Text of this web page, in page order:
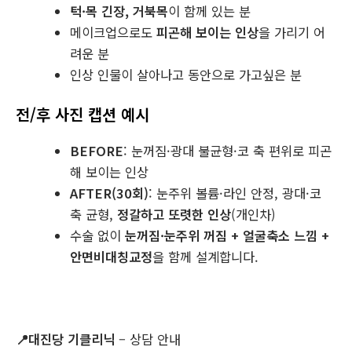
턱·목 긴장, 거북목이 함께 있는 분
메이크업으로도피곤해 보이는 인상을 가리기 어
려운 분
인상 인물이 살아나고 동안으로 가고싶은 분
전/후 사진 캡션 예시
BEFORE: 눈꺼짐·광대 불균형·코 축 편위로 피곤
해 보이는 인상
AFTER(30회): 눈주위 볼륨·라인 안정, 광대·코
축 균형, 정갈하고 또렷한 인상(개인차)
수술 없이눈꺼짐·눈주위 꺼짐 + 얼굴축소 느낌 +
안면비대칭교정을 함께 설계합니다.
📍대진당 기클리닉 – 상담 안내